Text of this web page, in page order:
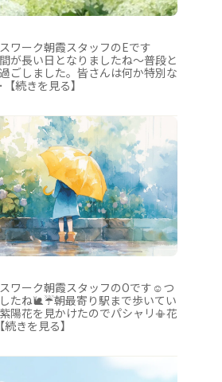
ワーク朝霞スタッフのEです
が長い日となりましたね～普段と
ごしました。皆さんは何か特別な
続きを見る】
ワーク朝霞スタッフのOです☺つ
たね🐌☔朝最寄り駅まで歩いてい
陽花を見かけたのでパシャリ📳花
きを見る】